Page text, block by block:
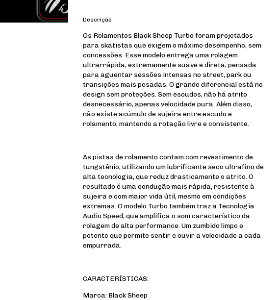
Descrição
Os Rolamentos Black Sheep Turbo foram projetados
para skatistas que exigem o máximo desempenho, sem
concessões. Esse modelo entrega uma rolagem
ultrarrápida, extremamente suave e direta, pensada
para aguentar sessões intensas no street, park ou
transições mais pesadas. O grande diferencial está no
design sem proteções. Sem escudos, não há atrito
desnecessário, apenas velocidade pura. Além disso,
não existe acúmulo de sujeira entre escudo e
rolamento, mantendo a rotação livre e consistente.
As pistas de rolamento contam com revestimento de
tungstênio, utilizando um lubrificante seco ultrafino de
alta tecnologia, que reduz drasticamente o atrito. O
resultado é uma condução mais rápida, resistente à
sujeira e com maior vida útil, mesmo em condições
extremas. O modelo Turbo também traz a Tecnologia
Audio Speed, que amplifica o som característico da
rolagem de alta performance. Um zumbido limpo e
potente que permite sentir e ouvir a velocidade a cada
empurrada.
CARACTERÍSTICAS:
Marca: Black Sheep